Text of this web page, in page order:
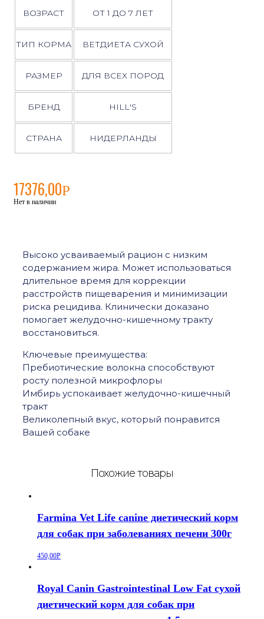
ВОЗРАСТ ОТ 1 ДО 7 ЛЕТ
ТИП КОРМА ВЕТДИЕТА СУХОЙ
РАЗМЕР ДЛЯ ВСЕХ ПОРОД
БРЕНД HILL'S
СТРАНА НИДЕРЛАНДЫ
17376,00Р
Нет в наличии
Высоко усваиваемый рацион с низким
содержанием жира. Может использоваться
длительное время для коррекции
расстройств пищеварения и минимизации
риска рецидива. Клинически доказано
помогает желудочно-кишечному тракту
восстановиться.
Ключевые преимущества:
Пребиотические волокна способствуют
росту полезной микрофлоры
Имбирь успокаивает желудочно-кишечный
тракт
Великолепный вкус, который понравится
Вашей собаке
Похожие товары
Farmina Vet Life canine диетический корм
для собак при заболеваниях печени 300г
450,00Р
Royal Canin Gastrointestinal Low Fat сухой
диетический корм для собак при